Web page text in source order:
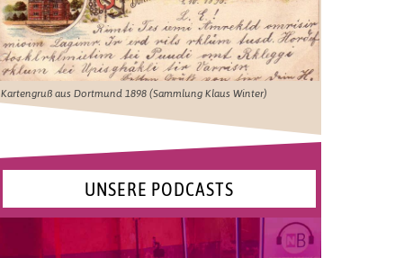
Kartengruß aus Dortmund 1898 (Sammlung Klaus Winter)
UNSERE PODCASTS